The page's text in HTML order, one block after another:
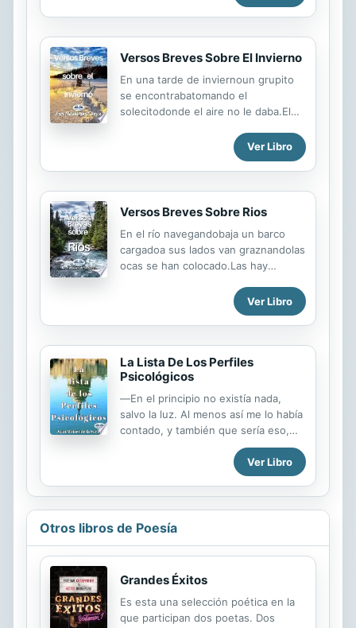
francesa) más de treinta años.
Alguno puede pensar que exagero,
pero para no obviar ningún detalle
me he basado en mi libreta de
conmigo, cuando participo en alguna
investigación oficial del cuerpo.
Aunque mi puesto actual en la
Interpol pueda parecer importante,
más después de haber recibido dos
condecoraciones honorarias, la
Nationale (Medalla de...
Versos Breves Sobre El Invierno
En una tarde de inviernoun grupito
se encontrabatomando el
solecitodonde el aire no le daba.El
salidoy en el lugar aquelmuchos se
han reunido.Calentando un poquitoel
sol un rato llevabay uno de aquel
grupitodiciendo esto
estaba.AMORTranslator: Juan Moisés
Ver Libro
Versos Breves Sobre Rios
En el río navegandobaja un barco
cargadoa sus lados van graznandolas
ocas se han colocado.Las hay
compásme fijo en la más chicade ella
te voy a contar.Es pequeña y
preciosalas plumas tiene marronesva
nadando entre las otrasalguna le da
empujones.AMOR
Ver Libro
La Lista De Los Perfiles
Psicológicos
―En el principio no existía nada,
salvo la luz. Al menos así me lo había
contado, y también que sería eso,
precisamente lo que vería en mis
últimos momentos. Pero no era
aquello tal y como esperaba.
Extrañamente me sentía ligero, como
si todas las preocupaciones que me
estaban aprisionando estos días se
principio no existía nada, salvo la luz.
Al menos así me lo había contado, y
también que sería eso, precisamente
lo que vería en mis últimos
momentos. Pero no era aquello tal y
Ver Libro
Otros libros de Poesía
Grandes Éxitos
Es esta una selección poética en la
que participan dos poetas. Dos